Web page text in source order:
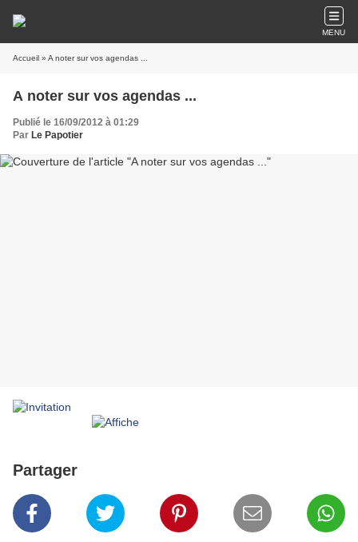
MENU
Accueil » A noter sur vos agendas ...
A noter sur vos agendas ...
Publié le 16/09/2012 à 01:29
Par Le Papotier
Partager